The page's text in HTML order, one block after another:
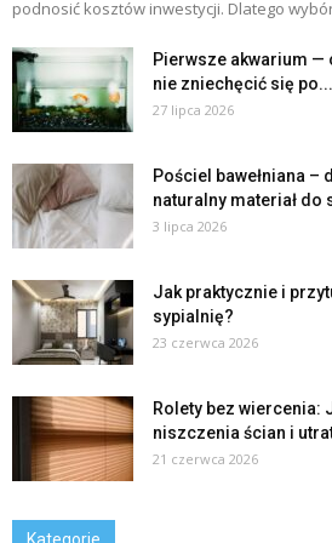
podnosić kosztów inwestycji. Dlatego
Pierwsze akwarium —
nie zniechęcić się po...
27 lipca 2026
Pościel bawełniana
naturalny materiał do
3 lipca 2026
Jak praktycznie i
sypialnię?
23 czerwca 2026
Rolety bez wiercenia:
niszczenia ścian i
21 czerwca 2026